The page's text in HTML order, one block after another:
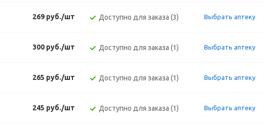
269 руб./шт Доступно для заказа (3) Выбрать аптеку
300 руб./шт Доступно для заказа (1) Выбрать аптеку
265 руб./шт Доступно для заказа (1) Выбрать аптеку
245 руб./шт Доступно для заказа (1) Выбрать аптеку